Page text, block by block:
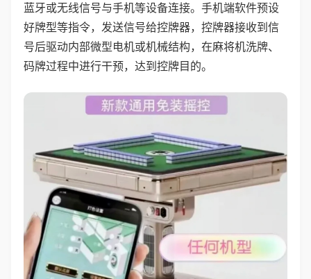
蓝牙或无线信号与手机等设备连接。手机端软件预设
好牌型等指令，发送信号给控牌器，控牌器接收到信
号后驱动内部微型电机或机械结构，在麻将机洗牌、
码牌过程中进行干预，达到控牌目的。